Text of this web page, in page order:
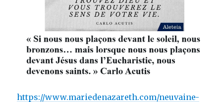
https://www.mariedenazareth.com/neuvaine-